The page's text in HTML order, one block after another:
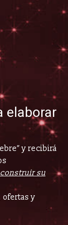
elaborar
y recibirá
su
ofertas y